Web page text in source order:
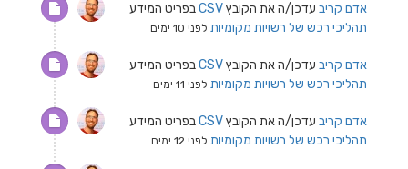
אדם קריב עדכן/ה את הקובץCSVבפריט המידע
תהליכי רכש של רשויות מקומיות לפני 10 ימים
אדם קריב עדכן/ה את הקובץCSVבפריט המידע
תהליכי רכש של רשויות מקומיות לפני 11 ימים
אדם קריב עדכן/ה את הקובץCSVבפריט המידע
תהליכי רכש של רשויות מקומיות לפני 12 ימים